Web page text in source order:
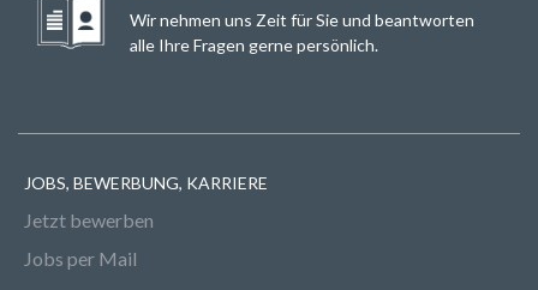
Wir nehmen uns Zeit für Sie und beantworten
alle Ihre Fragen gerne persönlich.
JOBS, BEWERBUNG, KARRIERE
Jetzt bewerben
Jobs per Mail